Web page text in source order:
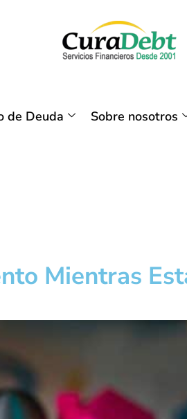
de Deuda Sobre nosotros
Mientras